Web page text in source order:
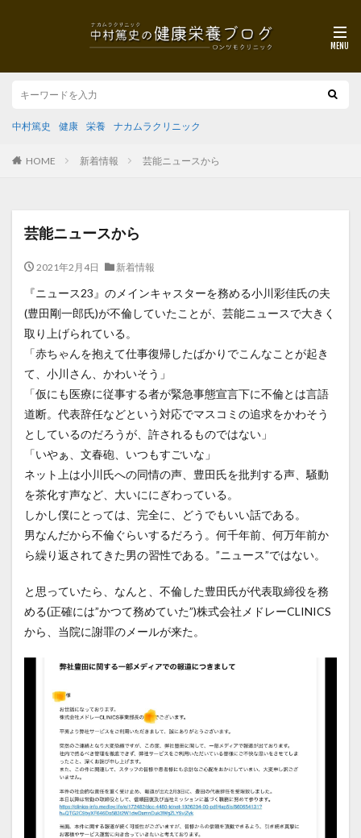
中村篤史 健康 栄養 ナカムラクリニック
HOME 新着情報 芸能ニュースから
芸能ニュースから
2021年2月4日 新着情報
『ニュース23』のメインキャスターを務める小川彩佳氏の夫
(豊田剛一郎氏)が不倫していたことが、芸能ニュースで大きく
取り上げられている。
「赤ちゃんを抱えて仕事復帰したばかりでこんなことが起き
て、小川さん、かわいそう」
「仮にも医療に従事する者が緊急事態宣言下に不倫とは言語
道断。代表辞任などという対応でマスコミの追求をかわそう
としているのだろうが、許されるものではない」
「いやぁ、文春砲、いつもすごいな」
ネット上は小川氏への同情の声、豊田氏を批判する声、騒動
を茶化す声など、大いににぎわっている。
しかし僕にとっては、完全に、どうでもいい話である。
男なんだから不倫ぐらいするだろう。何千年前、何万年前か
ら繰り返されてきた男の習性である。”ニュース”ではない。
と思っていたら、なんと、不倫した豊田氏が代表取締役を務
める(正確には”かつて務めていた”)株式会社メドレーCLINICS
から、当院に謝罪のメールが来た。